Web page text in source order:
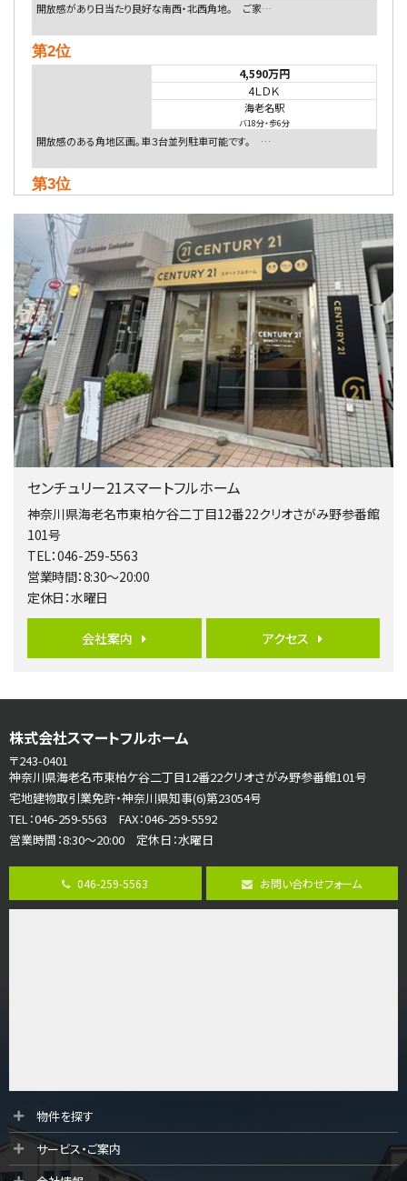
開放感があり日当たり良好な南西・北西角地。 ご家…
第2位
4,590万円
4ＬＤＫ
海老名駅
バ18分・歩6分
開放感のある角地区画。車３台並列駐車可能です。 …
第3位
4ＬＤＫ
淵野辺駅
歩17分
南側道路に面しており日当たり良好。 キッチンから…
第4位
5,480万円
4ＬＤＫ
相模大野駅
バ9分・歩4分
２０１５年６月築、積水ハウス施工住宅です。 南東…
第5位
3,680万円
バ19分・ 歩8分
開放感があり日当たり良好な南西・北西角地区画。 …
第6位
4ＳＬＤＫ
海老名駅
さがみ野駅
歩17分
ご家族が集まるLDKは１７．５帖とゆとりある広さ…
第8位
3,598万円
4ＬＤＫ
長後駅
第10位
3,990万円
古淵駅
センチュリー21スマートフルホーム
神奈川県海老名市東柏ケ谷二丁目12番22クリオさがみ野参番館
101号
TEL：046-259-5563
営業時間：8:30～20:00
定休日：水曜日
会社案内 アクセス
株式会社スマートフルホーム
〒243-0401
神奈川県海老名市東柏ケ谷二丁目12番22クリオさがみ野参番館101号
宅地建物取引業免許・神奈川県知事(6)第23054号
TEL：046-259-5563 FAX：046-259-5592
営業時間：8:30～20:00 定休日：水曜日
046-259-5563 お問い合わせフォーム
物件を探す
サービス・ご案内